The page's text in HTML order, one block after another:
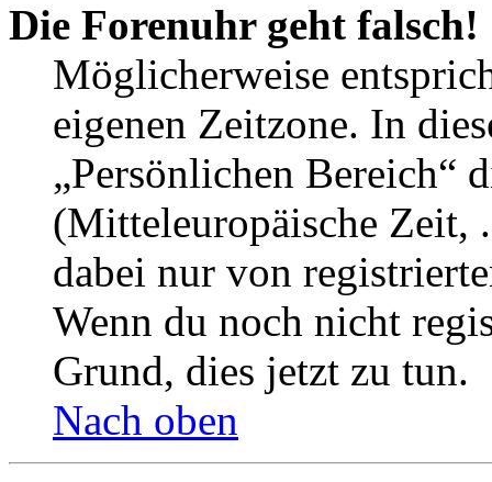
Die Forenuhr geht falsch!
Möglicherweise
eigenen Zeitzone. In
„Persönlichen Bereich“
(Mitteleuropäische Zeit,
dabei nur von
Wenn du noch nicht
Grund, dies jetzt zu tun.
Nach oben